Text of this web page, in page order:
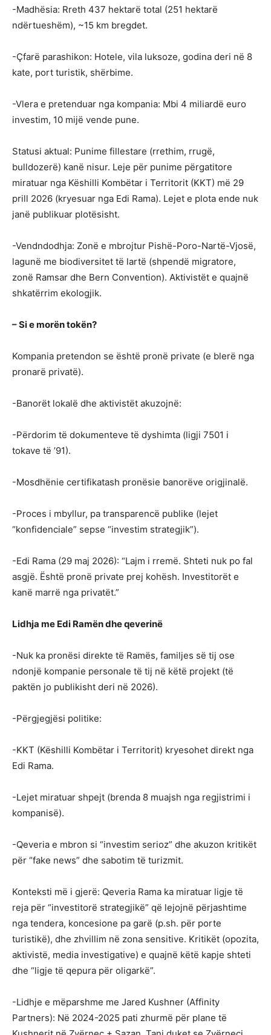
-Madhësia: Rreth 437 hektarë total (251 hektarë
ndërtueshëm), ~15 km bregdet.
-Çfarë parashikon: Hotele, vila luksoze, godina deri në 8
kate, port turistik, shërbime.
-Vlera e pretenduar nga kompania: Mbi 4 miliardë euro
investim, 10 mijë vende pune.
Statusi aktual: Punime fillestare (rrethim, rrugë,
bulldozerë) kanë nisur. Leje për punime përgatitore
miratuar nga Këshilli Kombëtar i Territorit (KKT) më 29
prill 2026 (kryesuar nga Edi Rama). Lejet e plota ende nuk
janë publikuar plotësisht.
-Vendndodhja: Zonë e mbrojtur Pishë-Poro-Nartë-Vjosë,
lagunë me biodiversitet të lartë (shpendë migratore,
zonë Ramsar dhe Bern Convention). Aktivistët e quajnë
shkatërrim ekologjik.
– Si e morën tokën?
Kompania pretendon se është pronë private (e blerë nga
pronarë privatë).
-Banorët lokalë dhe aktivistët akuzojnë:
-Përdorim të dokumenteve të dyshimta (ligji 7501 i
tokave të ’91).
-Mosdhënie certifikatash pronësie banorëve origjinalë.
-Proces i mbyllur, pa transparencë publike (lejet
“konfidenciale” sepse “investim strategjik”).
-Edi Rama (29 maj 2026): “Lajm i rremë. Shteti nuk po fal
asgjë. Është pronë private prej kohësh. Investitorët e
kanë marrë nga privatët.”
Lidhja me Edi Ramën dhe qeverinë
-Nuk ka pronësi direkte të Ramës, familjes së tij ose
ndonjë kompanie personale të tij në këtë projekt (të
paktën jo publikisht deri në 2026).
-Përgjegjësi politike:
-KKT (Këshilli Kombëtar i Territorit) kryesohet direkt nga
Edi Rama.
-Lejet miratuar shpejt (brenda 8 muajsh nga regjistrimi i
kompanisë).
-Qeveria e mbron si “investim serioz” dhe akuzon kritikët
për “fake news” dhe sabotim të turizmit.
Konteksti më i gjerë: Qeveria Rama ka miratuar ligje të
reja për “investitorë strategjikë” që lejojnë përjashtime
nga tendera, koncesione pa garë (p.sh. për porte
turistikë), dhe zhvillim në zona sensitive. Kritikët (opozita,
aktivistë, media investigative) e quajnë këtë kapje shteti
dhe “ligje të qepura për oligarkë”.
-Lidhje e mëparshme me Jared Kushner (Affinity
Partners): Në 2024-2025 pati zhurmë për plane të